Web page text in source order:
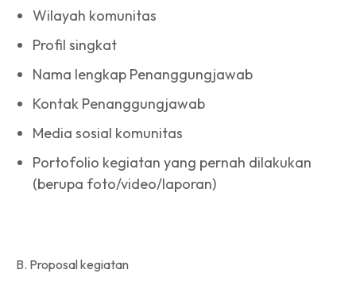
Wilayah komunitas
Profil singkat
Nama lengkap Penanggungjawab
Kontak Penanggungjawab
Media sosial komunitas
Portofolio kegiatan yang pernah dilakukan
(berupa foto/video/laporan)
B. Proposal kegiatan